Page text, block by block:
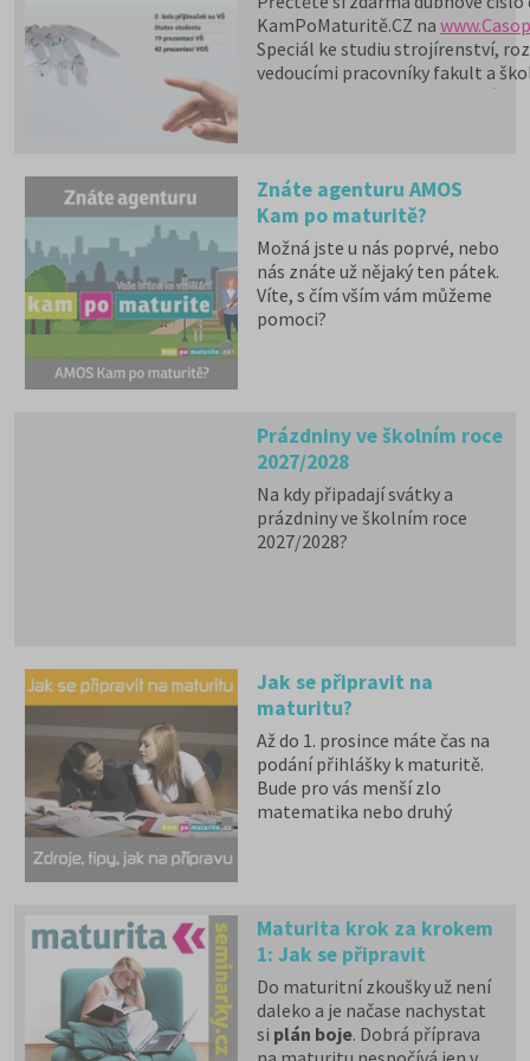
kostce, podrobnosti najdete v
jednotlivých kapitolách níže.
KamPoMaturitě.CZ na
Speciál ke studiu strojírenství,
vedoucími pracovníky fakult a
SCIO Matematika, 2. kola
Znáte agenturu AMOS
Kam po maturitě?
Možná jste u nás poprvé, nebo
nás znáte už nějaký ten pátek.
Víte, s čím vším vám můžeme
pomoci?
Prázdniny ve školním roce
2027/2028
Na kdy připadají svátky a
prázdniny ve školním roce
2027/2028?
Jak se připravit na
maturitu?
Až do 1. prosince máte čas na
podání přihlášky k maturitě.
Bude pro vás menší zlo
matematika nebo druhý
vyzkoušet si aspoň 2 nebo 3
testy z minulých let, které
najdete na našich stránkách
Profilová část maturity
probíhá od 1. dubna, v květnu
pak propukne společná část
Maturita krok za krokem
1: Jak se připravit
Do maturitní zkoušky už není
daleko a je načase nachystat
si plán boje. Dobrá příprava